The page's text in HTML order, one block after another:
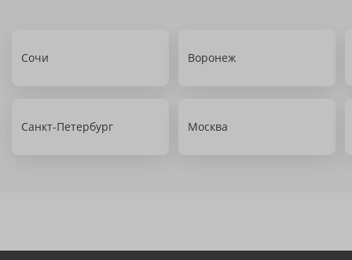
Сочи Воронеж
Санкт-Петербург Москва